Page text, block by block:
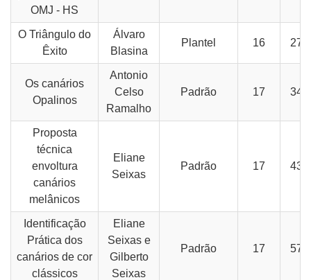
OMJ - HS
O Triângulo do
Êxito
Álvaro
Blasina
Plantel 16 27-
Os canários
Opalinos
Antonio
Celso
Ramalho
Padrão 17 34-
Proposta
técnica
envoltura
canários
melânicos
Eliane
Seixas
Padrão 17 43-
Identificação
Prática dos
canários de cor
clássicos
Eliane
Seixas e
Gilberto
Seixas
Padrão 17 57-